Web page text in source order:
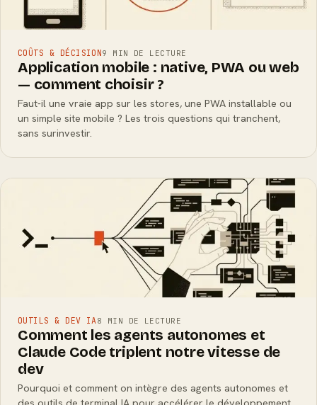
COÛTS & DÉCISION9 MIN DE LECTURE
Application mobile : native, PWA ou web
— comment choisir ?
Faut-il une vraie app sur les stores, une PWA installable ou
un simple site mobile ? Les trois questions qui tranchent,
sans surinvestir.
OUTILS & DEV IA8 MIN DE LECTURE
Comment les agents autonomes et
Claude Code triplent notre vitesse de
dev
Pourquoi et comment on intègre des agents autonomes et